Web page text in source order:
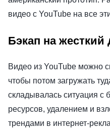
видео с YouTube на все
Бэкап на жесткий
Видео из YouTube можно
чтобы потом загружать
складывалась ситуация с
ресурсов, удалением и
трендами в интернет-